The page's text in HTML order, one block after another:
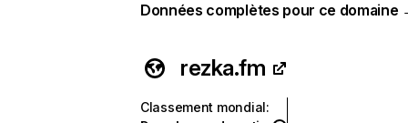
Données complètes pour ce domaine
rezka.fm
Classement mondial: